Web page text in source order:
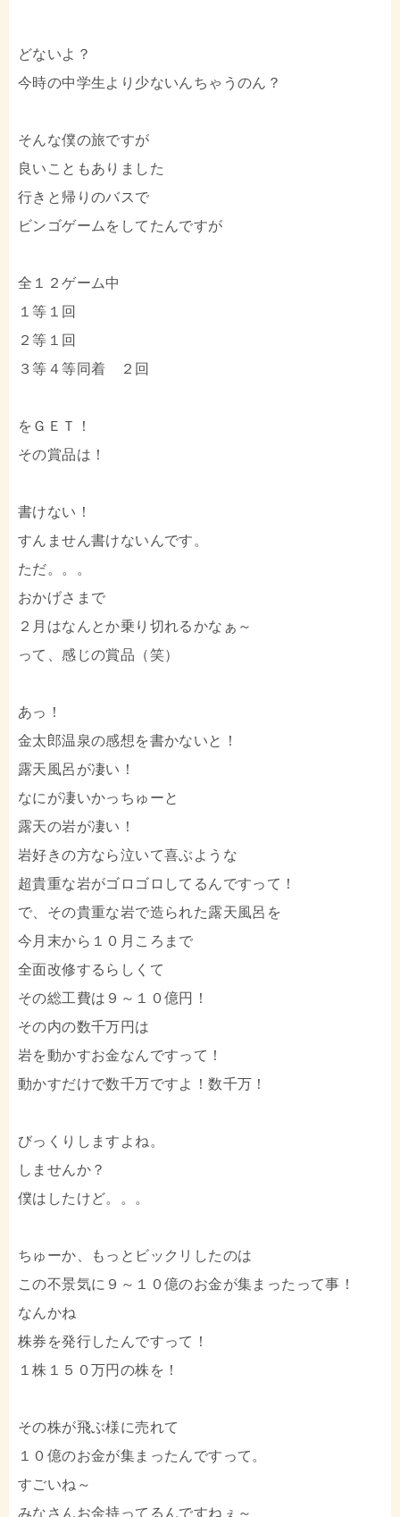
どないよ？
今時の中学生より少ないんちゃうのん？
そんな僕の旅ですが
良いこともありました
行きと帰りのバスで
ビンゴゲームをしてたんですが
全１２ゲーム中
１等１回
２等１回
３等４等同着 ２回
をＧＥＴ！
その賞品は！
書けない！
すんません書けないんです。
ただ。。。
おかげさまで
２月はなんとか乗り切れるかなぁ～
って、感じの賞品（笑）
あっ！
金太郎温泉の感想を書かないと！
露天風呂が凄い！
なにが凄いかっちゅーと
露天の岩が凄い！
岩好きの方なら泣いて喜ぶような
超貴重な岩がゴロゴロしてるんですって！
で、その貴重な岩で造られた露天風呂を
今月末から１０月ころまで
全面改修するらしくて
その総工費は９～１０億円！
その内の数千万円は
岩を動かすお金なんですって！
動かすだけで数千万ですよ！数千万！
びっくりしますよね。
しませんか？
僕はしたけど。。。
ちゅーか、もっとビックリしたのは
この不景気に９～１０億のお金が集まったって事！
なんかね
株券を発行したんですって！
１株１５０万円の株を！
その株が飛ぶ様に売れて
１０億のお金が集まったんですって。
すごいね～
みなさんお金持ってるんですねぇ～